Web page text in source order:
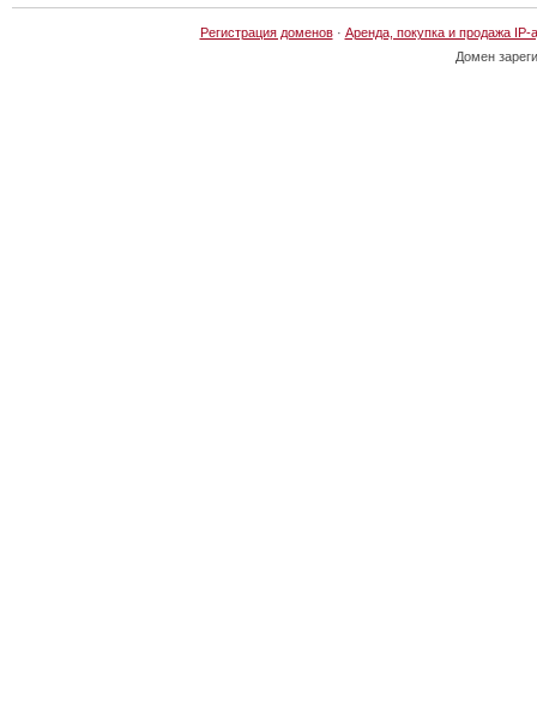
Регистрация доменов· Аренда, покупка и продажа IP-
Домен